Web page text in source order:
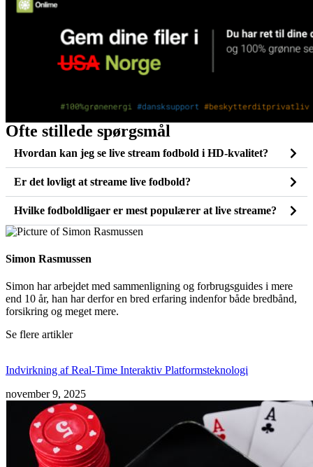
Ofte stillede spørgsmål
Hvordan kan jeg se live stream fodbold i HD-kvalitet?
Er det lovligt at streame live fodbold?
Hvilke fodboldligaer er mest populærer at live streame?
Simon Rasmussen
Simon har arbejdet med sammenligning og forbrugsguides i mere
end 10 år, han har derfor en bred erfaring indenfor både bredbånd,
forsikring og meget mere.
Se flere artikler
Indvirkning af Real-Time Interaktiv Platformsteknologi
november 9, 2025